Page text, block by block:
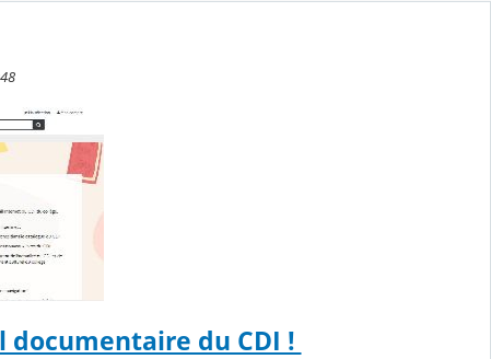
du CDI !